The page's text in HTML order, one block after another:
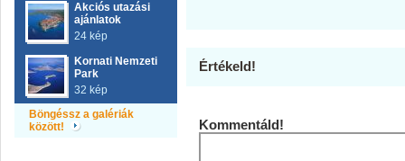
Akciós utazási
ajánlatok
24 kép
Kornati Nemzeti
Park
32 kép
Böngéssz a galériák
között!
Értékeld!
Kommentáld!